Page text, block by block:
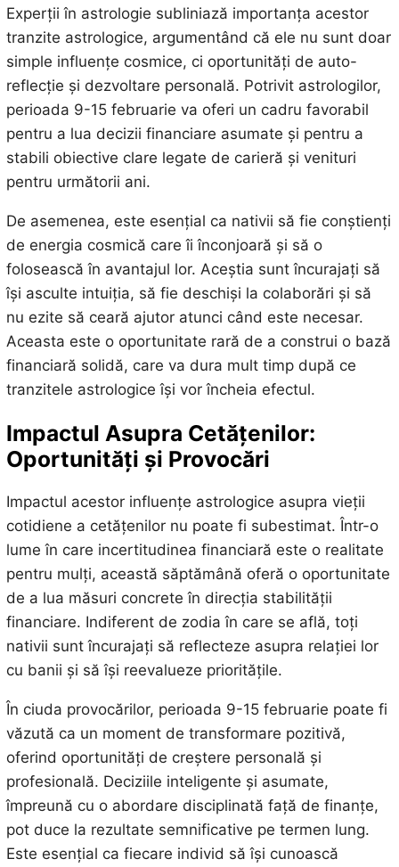
Experții în astrologie subliniază importanța acestor
tranzite astrologice, argumentând că ele nu sunt doar
simple influențe cosmice, ci oportunități de auto-
reflecție și dezvoltare personală. Potrivit astrologilor,
perioada 9-15 februarie va oferi un cadru favorabil
pentru a lua decizii financiare asumate și pentru a
stabili obiective clare legate de carieră și venituri
pentru următorii ani.
De asemenea, este esențial ca nativii să fie conștienți
de energia cosmică care îi înconjoară și să o
folosească în avantajul lor. Aceștia sunt încurajați să
își asculte intuiția, să fie deschiși la colaborări și să
nu ezite să ceară ajutor atunci când este necesar.
Aceasta este o oportunitate rară de a construi o bază
financiară solidă, care va dura mult timp după ce
tranzitele astrologice își vor încheia efectul.
Impactul Asupra Cetățenilor:
Oportunități și Provocări
Impactul acestor influențe astrologice asupra vieții
cotidiene a cetățenilor nu poate fi subestimat. Într-o
lume în care incertitudinea financiară este o realitate
pentru mulți, această săptămână oferă o oportunitate
de a lua măsuri concrete în direcția stabilității
financiare. Indiferent de zodia în care se află, toți
nativii sunt încurajați să reflecteze asupra relației lor
cu banii și să își reevalueze prioritățile.
În ciuda provocărilor, perioada 9-15 februarie poate fi
văzută ca un moment de transformare pozitivă,
oferind oportunități de creștere personală și
profesională. Deciziile inteligente și asumate,
împreună cu o abordare disciplinată față de finanțe,
pot duce la rezultate semnificative pe termen lung.
Este esențial ca fiecare individ să își cunoască